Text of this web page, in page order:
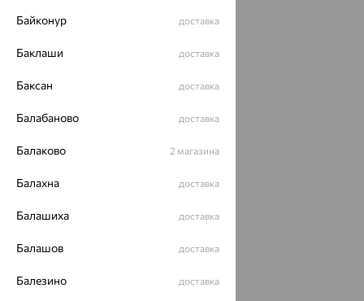
Байконур доставка
Баклаши доставка
Баксан доставка
Балабаново доставка
Балаково 2 магазина
Балахна доставка
Балашиха доставка
Балашов доставка
Балезино доставка